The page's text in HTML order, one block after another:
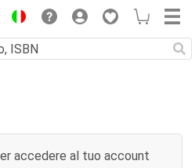
accedere al tuo account